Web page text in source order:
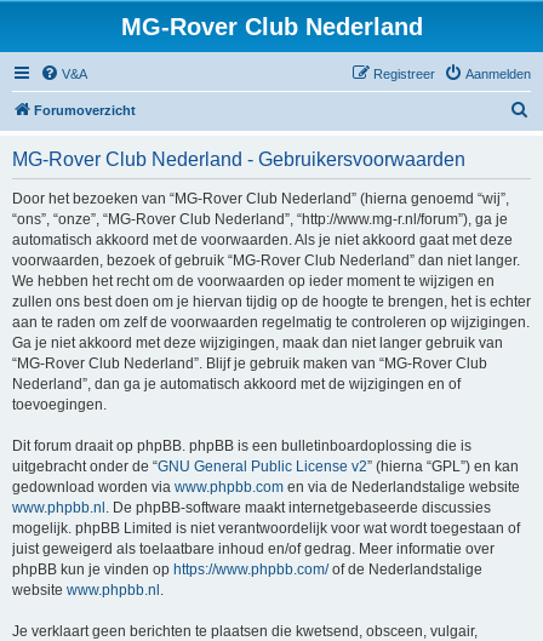
MG-Rover Club Nederland
V&A Aanmelden
Registreer
Forumoverzicht
MG-Rover Club Nederland - Gebruikersvoorwaarden
Door het bezoeken van “MG-Rover Club Nederland” (hierna genoemd “wij”,
“ons”, “onze”, “MG-Rover Club Nederland”, “http://www.mg-r.nl/forum”), ga je
automatisch akkoord met de voorwaarden. Als je niet akkoord gaat met deze
voorwaarden, bezoek of gebruik “MG-Rover Club Nederland” dan niet langer.
We hebben het recht om de voorwaarden op ieder moment te wijzigen en
zullen ons best doen om je hiervan tijdig op de hoogte te brengen, het is echter
aan te raden om zelf de voorwaarden regelmatig te controleren op wijzigingen.
Ga je niet akkoord met deze wijzigingen, maak dan niet langer gebruik van
“MG-Rover Club Nederland”. Blijf je gebruik maken van “MG-Rover Club
Nederland”, dan ga je automatisch akkoord met de wijzigingen en of
toevoegingen.
Dit forum draait op phpBB. phpBB is een bulletinboardoplossing die is
uitgebracht onder de “GNU General Public License v2” (hierna “GPL”) en kan
gedownload worden via www.phpbb.com en via de Nederlandstalige website
www.phpbb.nl . De phpBB-software maakt internetgebaseerde discussies
mogelijk. phpBB Limited is niet verantwoordelijk voor wat wordt toegestaan of
juist geweigerd als toelaatbare inhoud en/of gedrag. Meer informatie over
phpBB kun je vinden op https://www.phpbb.com/of de Nederlandstalige
website www.phpbb.nl .
Je verklaart geen berichten te plaatsen die kwetsend, obsceen, vulgair,